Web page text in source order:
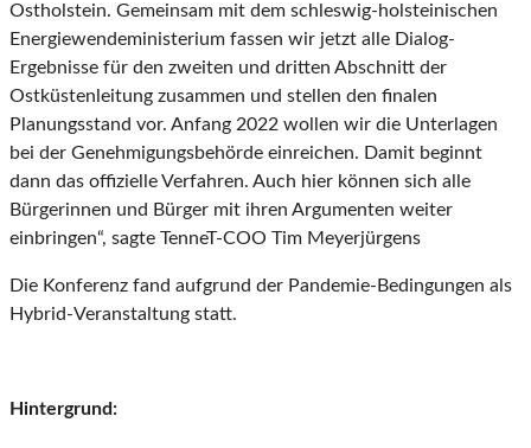
Ostholstein. Gemeinsam mit dem schleswig-holsteinischen
Energiewendeministerium fassen wir jetzt alle Dialog-
Ergebnisse für den zweiten und dritten Abschnitt der
Ostküstenleitung zusammen und stellen den finalen
Planungsstand vor. Anfang 2022 wollen wir die Unterlagen
bei der Genehmigungsbehörde einreichen. Damit beginnt
dann das offizielle Verfahren. Auch hier können sich alle
Bürgerinnen und Bürger mit ihren Argumenten weiter
einbringen“, sagte TenneT-COO Tim Meyerjürgens
Die Konferenz fand aufgrund der Pandemie-Bedingungen als
Hybrid-Veranstaltung statt.
Hintergrund: